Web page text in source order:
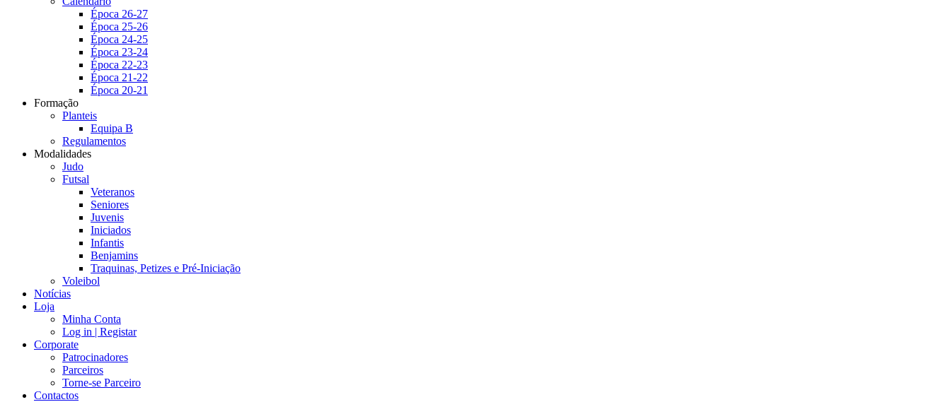
Época 26-27
Época 25-26
Época 24-25
Época 23-24
Época 22-23
Época 21-22
Época 20-21
Formação
Planteis
Equipa B
Regulamentos
Modalidades
Judo
Futsal
Veteranos
Seniores
Juvenis
Iniciados
Infantis
Benjamins
Traquinas, Petizes e Pré-Iniciação
Voleibol
Notícias
Loja
Minha Conta
Log in | Registar
Corporate
Patrocinadores
Parceiros
Torne-se Parceiro
Contactos